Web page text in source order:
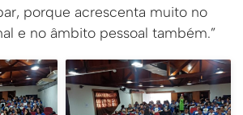
porque acrescenta muito no
e no âmbito pessoal também.”